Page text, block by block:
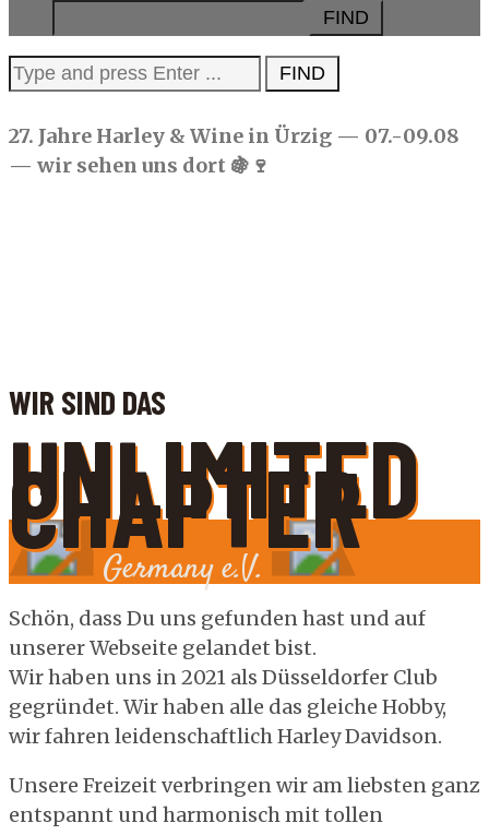
for:
Search
for:
27. Jahre Harley & Wine in Ürzig — 07.-09.08
— wir sehen uns dort 🍇🍷
WIR SIND DAS
UNLIMITED
CHAPTER
Germany e.V.
Schön, dass Du uns gefunden hast und auf
unserer Webseite gelandet bist.
Wir haben uns in 2021 als Düsseldorfer Club
gegründet. Wir haben alle das gleiche Hobby,
wir fahren leidenschaftlich Harley Davidson.
Unsere Freizeit verbringen wir am liebsten ganz
entspannt und harmonisch mit tollen